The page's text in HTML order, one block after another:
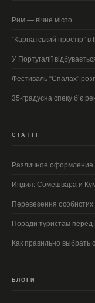
Рим — вічне місто
“Карпатський простір” в
У Португалії
Фестиваль “Спалах”
35-градусна спеку б’є
СТАТТІ
Различное оформление
Индия: Сомешвара и
Перевезення особистих
Поради туристам перед
Как правильно выбрать
БЛОГИ